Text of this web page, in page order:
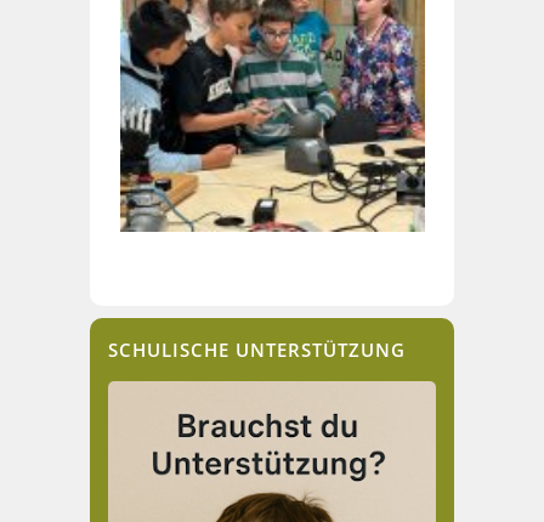
SCHULISCHE UNTERSTÜTZUNG